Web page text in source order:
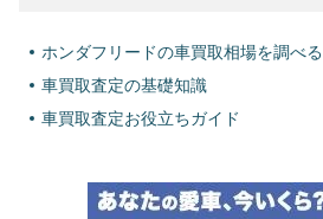
ホンダフリードの車買取相場を調べる
車買取査定の基礎知識
車買取査定お役立ちガイド